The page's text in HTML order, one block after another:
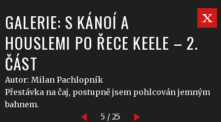
GALERIE: S KÁNOÍ A
HOUSLEMI PO ŘECE KEELE – 2.
ČÁST
Autor: Milan Pachlopník
Přestávka na čaj, postupně jsem pohlcován jemným
bahnem.
5 / 25